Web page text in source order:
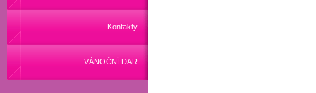
Kontakty
VÁNOČNÍ DAR